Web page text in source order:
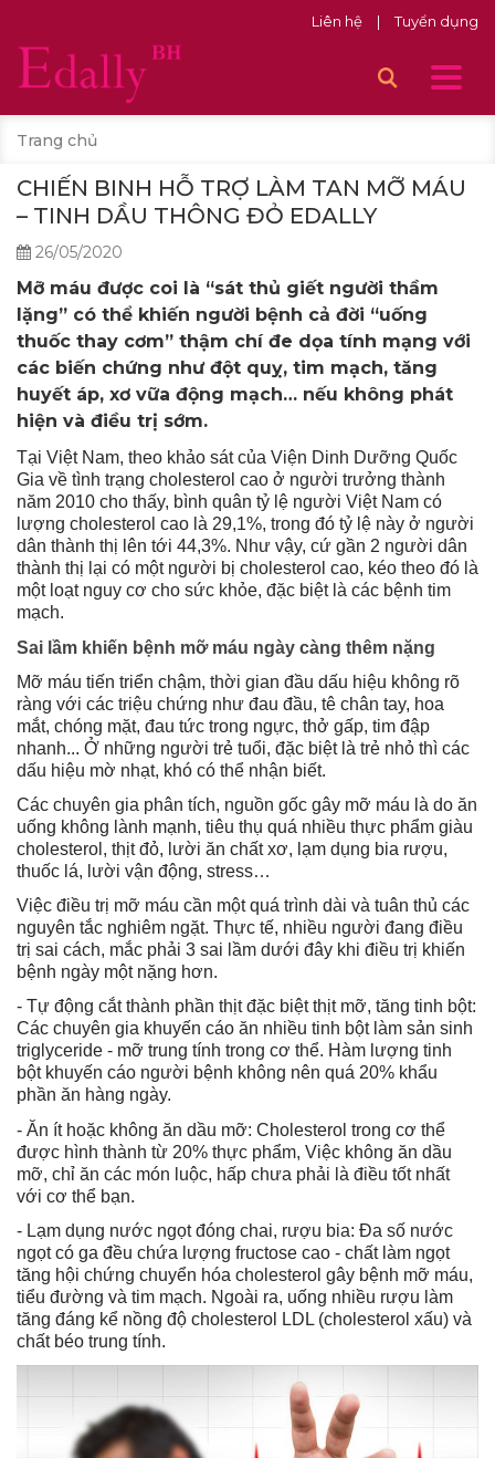
Liên hệ | Tuyển dụng
Trang chủ
CHIẾN BINH HỖ TRỢ LÀM TAN MỠ MÁU
– TINH DẦU THÔNG ĐỎ EDALLY
26/05/2020
Mỡ máu được coi là “sát thủ giết người thầm
lặng” có thể khiến người bệnh cả đời “uống
thuốc thay cơm” thậm chí đe dọa tính mạng với
các biến chứng như đột quỵ, tim mạch, tăng
huyết áp, xơ vữa động mạch… nếu không phát
hiện và điều trị sớm.
Tại Việt Nam, theo khảo sát của Viện Dinh Dưỡng Quốc
Gia về tình trạng cholesterol cao ở người trưởng thành
năm 2010 cho thấy, bình quân tỷ lệ người Việt Nam có
lượng cholesterol cao là 29,1%, trong đó tỷ lệ này ở người
dân thành thị lên tới 44,3%. Như vậy, cứ gần 2 người dân
thành thị lại có một người bị cholesterol cao, kéo theo đó là
một loạt nguy cơ cho sức khỏe, đặc biệt là các bệnh tim
mạch.
Sai lầm khiến bệnh mỡ máu ngày càng thêm nặng
Mỡ máu tiến triển chậm, thời gian đầu dấu hiệu không rõ
ràng với các triệu chứng như đau đầu, tê chân tay, hoa
mắt, chóng mặt, đau tức trong ngực, thở gấp, tim đập
nhanh... Ở những người trẻ tuổi, đặc biệt là trẻ nhỏ thì các
dấu hiệu mờ nhạt, khó có thể nhận biết.
Các chuyên gia phân tích, nguồn gốc gây mỡ máu là do ăn
uống không lành mạnh, tiêu thụ quá nhiều thực phẩm giàu
cholesterol, thịt đỏ, lười ăn chất xơ, lạm dụng bia rượu,
thuốc lá, lười vận động, stress…
Việc điều trị mỡ máu cần một quá trình dài và tuân thủ các
nguyên tắc nghiêm ngặt. Thực tế, nhiều người đang điều
trị sai cách, mắc phải 3 sai lầm dưới đây khi điều trị khiến
bệnh ngày một nặng hơn.
- Tự động cắt thành phần thịt đặc biệt thịt mỡ, tăng tinh bột:
Các chuyên gia khuyến cáo ăn nhiều tinh bột làm sản sinh
triglyceride - mỡ trung tính trong cơ thể. Hàm lượng tinh
bột khuyến cáo người bệnh không nên quá 20% khẩu
phần ăn hàng ngày.
- Ăn ít hoặc không ăn dầu mỡ: Cholesterol trong cơ thể
được hình thành từ 20% thực phẩm, Việc không ăn dầu
mỡ, chỉ ăn các món luộc, hấp chưa phải là điều tốt nhất
với cơ thể bạn.
- Lạm dụng nước ngọt đóng chai, rượu bia: Đa số nước
ngọt có ga đều chứa lượng fructose cao - chất làm ngọt
tăng hội chứng chuyển hóa cholesterol gây bệnh mỡ máu,
tiểu đường và tim mạch. Ngoài ra, uống nhiều rượu làm
tăng đáng kể nồng độ cholesterol LDL (cholesterol xấu) và
chất béo trung tính.